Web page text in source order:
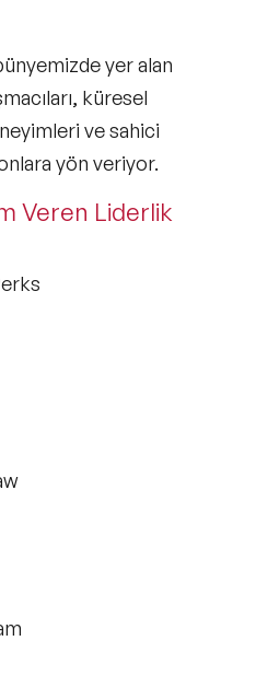
yer alan
, küresel
ve sahici
yön veriyor.
Veren Liderlik